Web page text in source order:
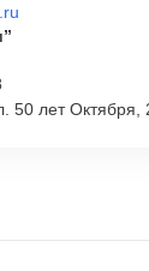
50 лет Октября,